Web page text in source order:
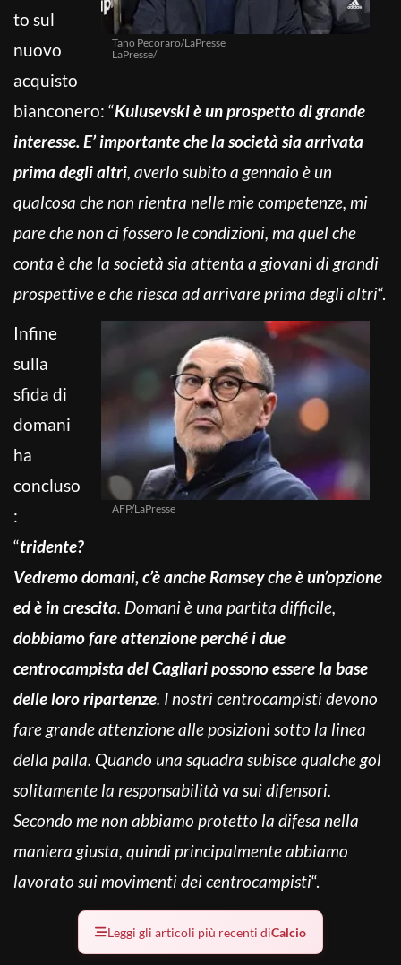
Tano Pecoraro/LaPresse
LaPresse/
to sul
nuovo
acquisto
bianconero: “Kulusevski è un prospetto di grande
interesse. E’ importante che la società sia arrivata
prima degli altri, averlo subito a gennaio è un
qualcosa che non rientra nelle mie competenze, mi
pare che non ci fossero le condizioni, ma quel che
conta è che la società sia attenta a giovani di grandi
prospettive e che riesca ad arrivare prima degli altri“.
AFP/LaPresse
Infine
sulla
sfida di
domani
ha
concluso
:
“tridente?
Vedremo domani, c’è anche Ramsey che è un’opzione
ed è in crescita. Domani è una partita difficile,
dobbiamo fare attenzione perché i due
centrocampista del Cagliari possono essere la base
delle loro ripartenze. I nostri centrocampisti devono
fare grande attenzione alle posizioni sotto la linea
della palla. Quando una squadra subisce qualche gol
solitamente la responsabilità va sui difensori.
Secondo me non abbiamo protetto la difesa nella
maniera giusta, quindi principalmente abbiamo
lavorato sui movimenti dei centrocampisti“.
Leggi gli articoli più recenti diCalcio